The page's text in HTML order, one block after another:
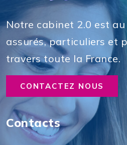
Notre cabinet 2.0 est au
assurés, particuliers et
travers toute la France.
CONTACTEZ NOUS
Contacts